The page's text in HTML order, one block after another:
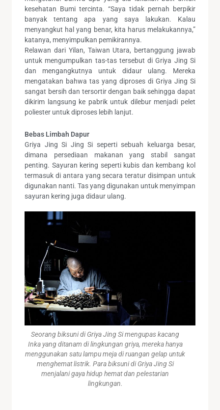
kesehatan Bumi tercinta. “Saya tidak pernah berpikir
banyak tentang apa yang saya lakukan. Kalau
menyangkut hal yang benar, kita harus melakukannya,”
katanya, menyimpulkan pemikirannya.
Relawan dari Yilan, Taiwan Utara, bertanggung jawab
untuk mengumpulkan tas-tas tersebut di Griya Jing Si
dan mengangkutnya untuk didaur ulang. Mereka
mengatakan bahwa tas yang diproses di Griya Jing Si
sangat bersih dan tersortir dengan baik sehingga dapat
dikirim langsung ke pabrik untuk dilebur menjadi pelet
poliester untuk diproses lebih lanjut.
Bebas Limbah Dapur
Griya Jing Si Jing Si seperti sebuah keluarga besar,
dimana persediaan makanan yang stabil sangat
penting. Sayuran kering seperti kubis dan kembang kol
termasuk di antara yang secara teratur disimpan untuk
digunakan nanti. Tas yang digunakan untuk menyimpan
sayuran kering juga didaur ulang.
Seorang biksuni di Griya Jing Si mengupas kacang
Inka yang ditanam di lingkungan griya, mereka hanya
menggunakan satu lampu meja di ruangan gelap untuk
menghemat listrik. Para biksuni di Griya Jing Si
menjalani gaya hidup hemat dan pelestarian
lingkungan.